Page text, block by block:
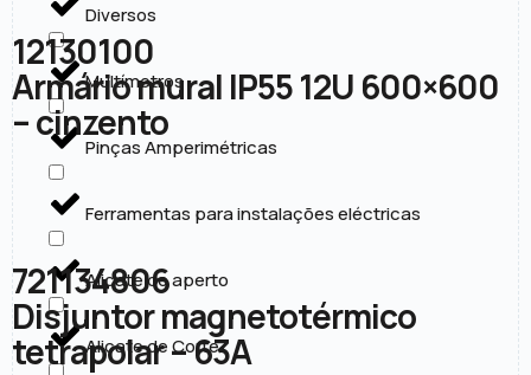
Diversos
Multímetros
Pinças Amperimétricas
Ferramentas para instalações eléctricas
Alicate de aperto
Alicate de Corte
12130100
Armário mural IP55 12U 600×600
– cinzento
721134806
Disjuntor magnetotérmico
tetrapolar – 63A